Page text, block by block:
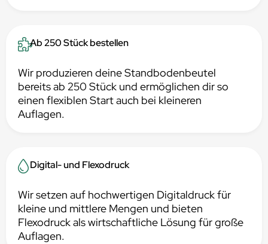
Ab 250 Stück bestellen
Wir produzieren deine Standbodenbeutel
bereits ab 250 Stück und ermöglichen dir so
einen flexiblen Start auch bei kleineren
Auflagen.
Digital- und Flexodruck
Wir setzen auf hochwertigen Digitaldruck für
kleine und mittlere Mengen und bieten
Flexodruck als wirtschaftliche Lösung für große
Auflagen.